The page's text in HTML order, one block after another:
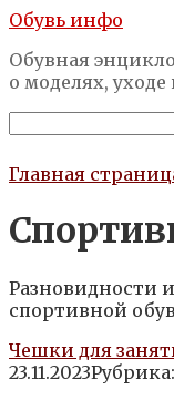
Перейти
контенту
Обувь инфо
Обувная
о моделях,
Главная
Разновидности
спортивной
Чешки для
23.11.2023Рубрика: